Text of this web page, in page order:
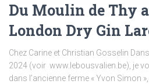
Du Moulin de Thy
London Dry Gin
Chez Carine et Christian Gosselin
2024 (voir www.lebousvalien.be), je
dans l’ancienne ferme « Yvon Simon